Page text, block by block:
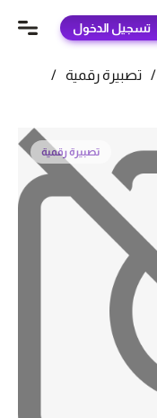
تسجيل الدخول
/ تصبيرة رقمية
/
تصبيرة رقمية